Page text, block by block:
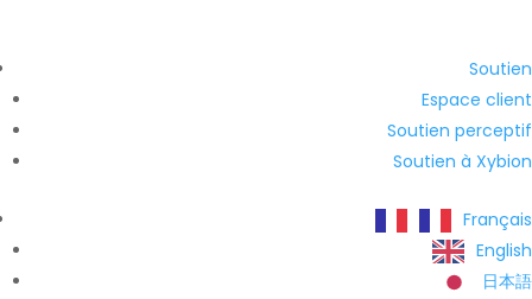
Soutien
Espace client
Soutien perceptif
Soutien à Xybion
Français
English
日本語